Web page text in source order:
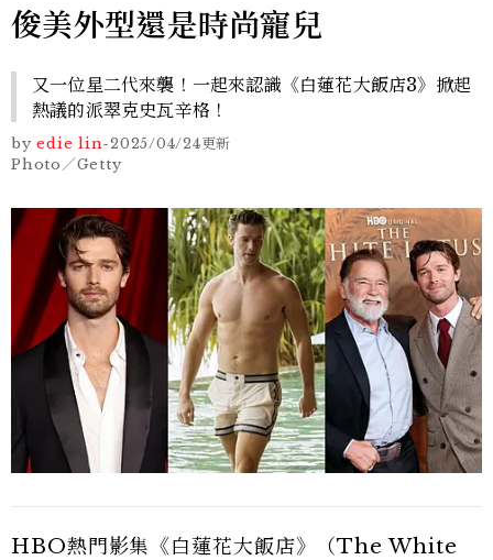
俊美外型還是時尚寵兒
又一位星二代來襲！一起來認識《白蓮花大飯店3》掀起
熱議的派翠克史瓦辛格！
by edie lin-2025/04/24更新
Photo／Getty
HBO熱門影集《白蓮花大飯店》（The White